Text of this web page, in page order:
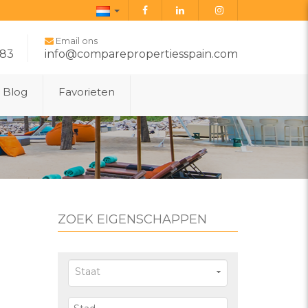
Dutch
Email ons
info@comparepropertiesspain.com
Blog Favorieten
ZOEK EIGENSCHAPPEN
Staat